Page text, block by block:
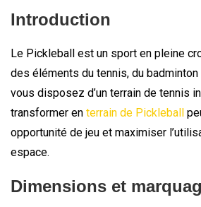
Introduction
Le Pickleball est un sport en pleine
des éléments du tennis, du
vous disposez d’un terrain de tennis
transformer en terrain de Pickleball
opportunité de jeu et maximiser
espace.
Dimensions et